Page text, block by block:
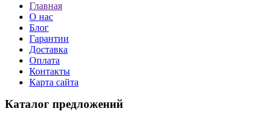
Главная
О нас
Блог
Гарантии
Доставка
Оплата
Контакты
Карта сайта
Каталог предложений